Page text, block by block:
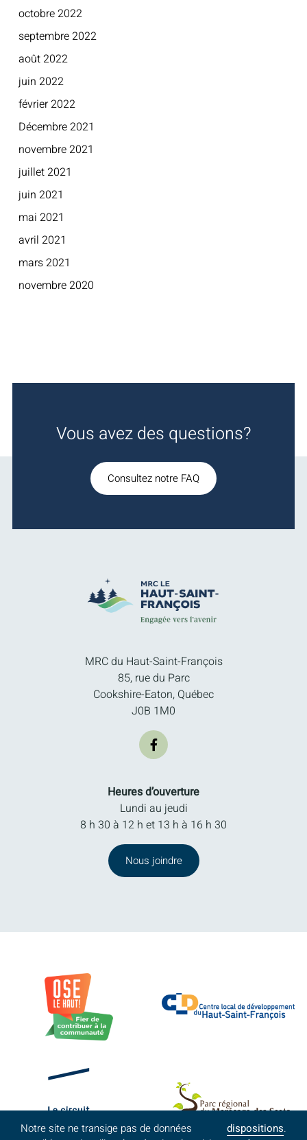
octobre 2022
septembre 2022
août 2022
juin 2022
février 2022
Décembre 2021
novembre 2021
juillet 2021
juin 2021
mai 2021
avril 2021
mars 2021
novembre 2020
Vous avez des questions?
Consultez notre FAQ
MRC du Haut-Saint-François
85, rue du Parc
Cookshire-Eaton, Québec
J0B 1M0
Heures d’ouverture
Lundi au jeudi
8 h 30 à 12 h et 13 h à 16 h 30
Nous joindre
Notre site ne transige pas de données
dispositions.